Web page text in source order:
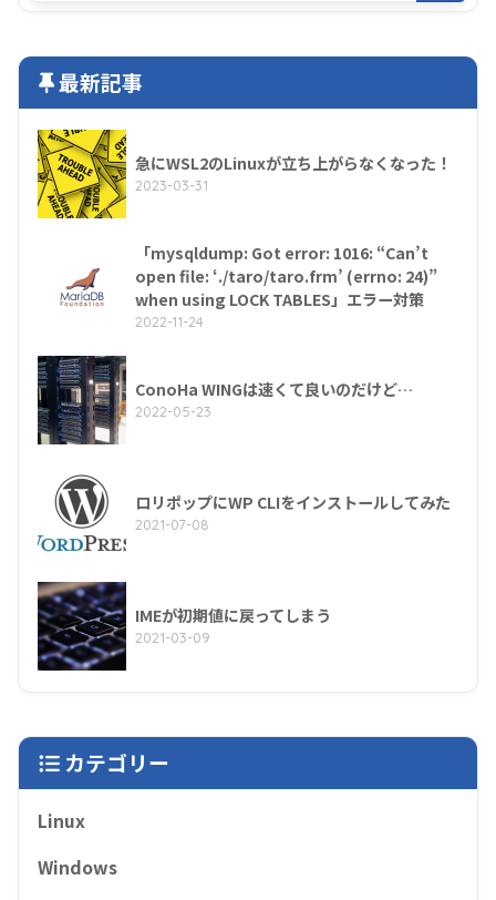
最新記事
急にWSL2のLinuxが立ち上がらなくなった！
2023-03-31
「mysqldump: Got error: 1016: “Can’t
open file: ‘./taro/taro.frm’ (errno: 24)”
when using LOCK TABLES」エラー対策
2022-11-24
ConoHa WINGは速くて良いのだけど…
2022-05-23
ロリポップにWP CLIをインストールしてみた
2021-07-08
IMEが初期値に戻ってしまう
2021-03-09
カテゴリー
Linux
Windows